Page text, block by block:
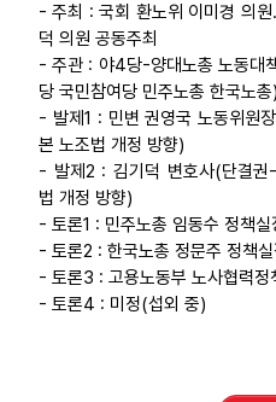
- 주최 : 국회 환노위 이미경 의
덕 의원 공동주최
- 주관 : 야4당-양대노총 노동대
당 국민참여당 민주노총 한국노총)
- 발제1 : 민변 권영국 노동위원
본 노조법 개정 방향)
- 발제2 : 김기덕 변호사(단결권
법 개정 방향)
- 토론1 : 민주노총 임동수 정책실
- 토론2 : 한국노총 정문주 정책
- 토론3 : 고용노동부 노사협력정
- 토론4 : 미정(섭외 중)